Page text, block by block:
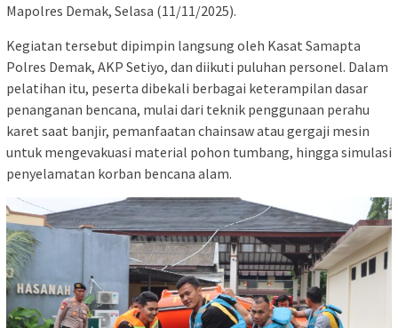
Mapolres Demak, Selasa (11/11/2025).
Kegiatan tersebut dipimpin langsung oleh Kasat Samapta
Polres Demak, AKP Setiyo, dan diikuti puluhan personel. Dalam
pelatihan itu, peserta dibekali berbagai keterampilan dasar
penanganan bencana, mulai dari teknik penggunaan perahu
karet saat banjir, pemanfaatan chainsaw atau gergaji mesin
untuk mengevakuasi material pohon tumbang, hingga simulasi
penyelamatan korban bencana alam.